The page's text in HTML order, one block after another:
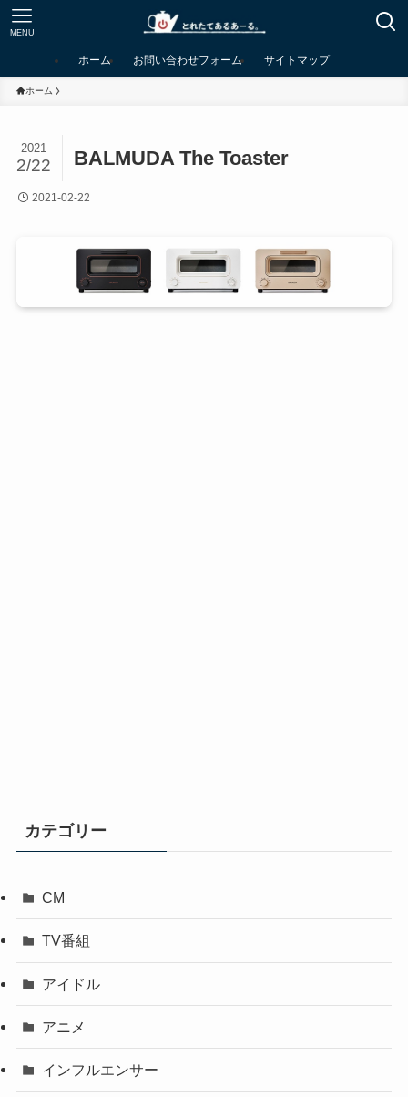
MENU
ホーム お問い合わせフォーム サイトマップ
ホーム
BALMUDA The Toaster
2021
2/22
2021-02-22
カテゴリー
CM
TV番組
アイドル
アニメ
インフルエンサー